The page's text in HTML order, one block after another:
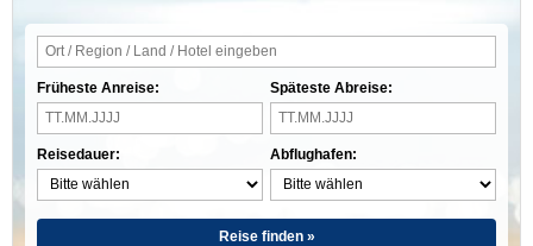
Früheste Anreise:
Reisedauer:
Späteste Abreise:
Abflughafen:
Reise finden »